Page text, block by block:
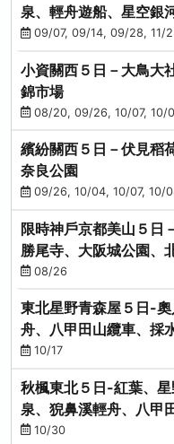
泉、輕舟遊船、星空銀
(不進免稅店)(仙/青)
09/07, 09/14, 09/28, 11/
小資關西５日－大鳥大
錦市場
08/20, 09/26, 10/07, 10/
繽紛關西５日－伏見稻
奈良公園
09/26, 10/04, 10/07, 10/
限時神戶京都美山５日
勝尾寺、大阪城公園、
08/26
東北星野青森屋５日-
舟、八甲田山纜車、採
(不進免稅店)
10/17
秋楓東北５日-紅葉、
泉、猊鼻溪輕舟、八甲
進免稅店)
10/30